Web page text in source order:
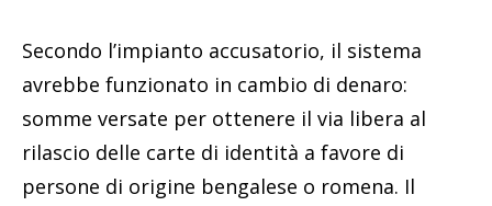
Secondo l’impianto accusatorio, il sistema
avrebbe funzionato in cambio di denaro:
somme versate per ottenere il via libera al
rilascio delle carte di identità a favore di
persone di origine bengalese o romena. Il